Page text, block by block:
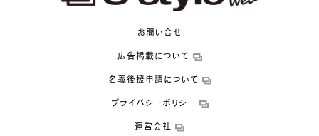
お問い合せ
広告掲載について
名義後援申請について
プライバシーポリシー
運営会社